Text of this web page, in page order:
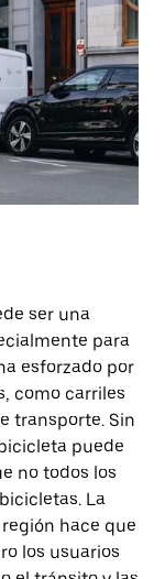
ser una
para
esforzado por
como carriles
transporte. Sin
puede
no todos los
La
hace que
los usuarios